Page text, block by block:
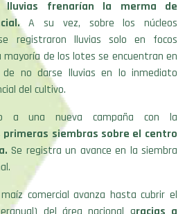
registraron lluvias solo en focos
mayoría de los lotes se encuentran en
de no darse lluvias en lo inmediato
del cultivo.
a una nueva campaña con la
primeras siembras sobre el centro
Se registra un avance en la siembra
comercial avanza hasta cubrir el
del área nacional gracias a
hídricas, con un 86 % de los lotes en